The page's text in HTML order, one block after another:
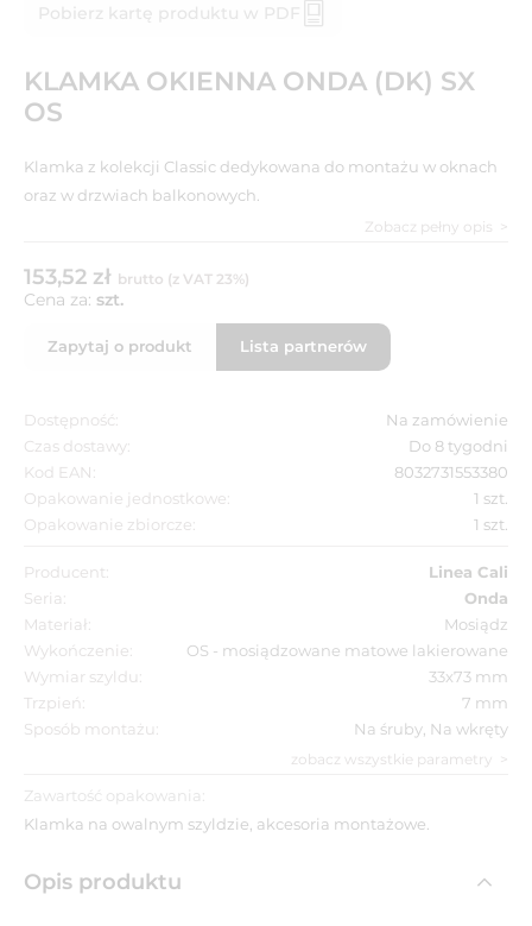
Pobierz kartę produktu w PDF
KLAMKA OKIENNA ONDA (DK) SX
OS
Klamka z kolekcji Classic dedykowana do montażu w oknach
oraz w drzwiach balkonowych.
Zobacz pełny opis
153,52 zł brutto (z VAT 23%)
Cena za: szt.
Zapytaj o produkt Lista partnerów
Dostępność:
Na zamówienie
Czas dostawy:
Do 8 tygodni
Kod EAN:
8032731553380
Opakowanie jednostkowe:
1 szt.
Opakowanie zbiorcze:
1 szt.
Producent:
Linea Cali
Seria:
Onda
Materiał:
Mosiądz
Wykończenie:
OS - mosiądzowane matowe lakierowane
Wymiar szyldu:
33x73 mm
Trzpień:
7 mm
Sposób montażu:
Na śruby, Na wkręty
zobacz wszystkie parametry
Zawartość opakowania:
Klamka na owalnym szyldzie, akcesoria montażowe.
Opis produktu